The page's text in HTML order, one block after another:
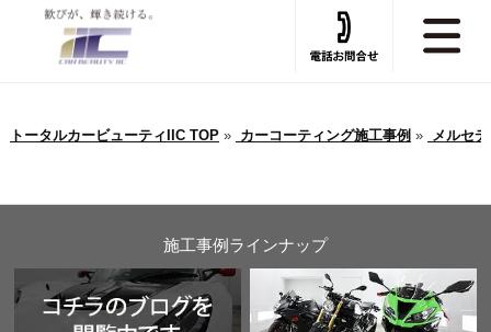
トータルカービューティIIC TOP» カーコーティング施工事例 » メルセ
施工事例ラインナップ